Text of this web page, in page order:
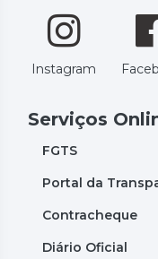
Instagram
Serviços
FGTS
Portal da
Contracheque
Diário Oficial